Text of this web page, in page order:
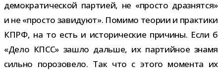
демократической пар­тией, не «про­сто драз­нятся»
и не «про­сто зави­дуют». Помимо тео­рии и прак­тики
КПРФ, на то есть и исто­ри­че­ские при­чины. Если б
«Дело КПСС» зашло дальше, их пар­тий­ное знамя
сильно поро­зо­вело. Так что с этого момента их